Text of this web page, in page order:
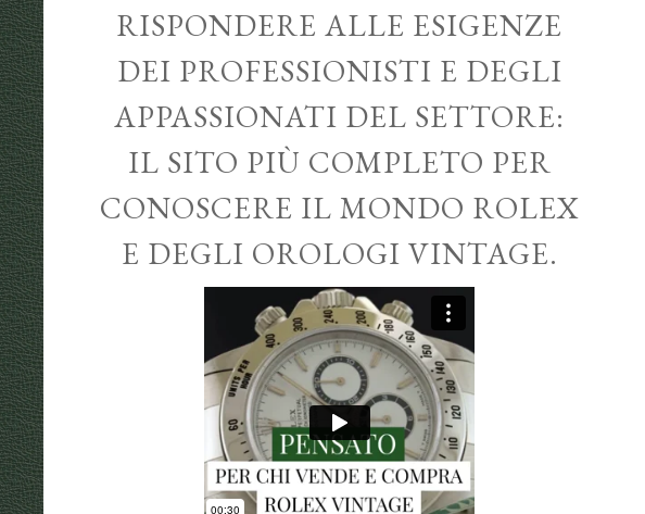
RISPONDERE ALLE ESIGENZE
DEI PROFESSIONISTI E DEGLI
APPASSIONATI DEL SETTORE:
IL SITO PIÙ COMPLETO PER
CONOSCERE IL MONDO ROLEX
E DEGLI OROLOGI VINTAGE.